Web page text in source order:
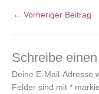
← Vorheriger Beitrag
Schreibe
Deine E-Mail-Adresse
Felder sind mit *